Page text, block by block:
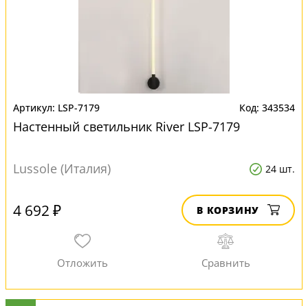
LSP-7179 343534
Настенный светильник River LSP-7179
Lussole (Италия) 24 шт.
4 692 ₽ В КОРЗИНУ